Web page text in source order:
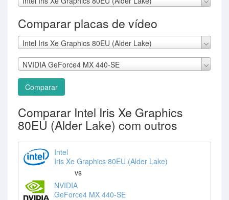
Comparar placas de vídeo
Intel Iris Xe Graphics 80EU (Alder Lake)
NVIDIA GeForce4 MX 440-SE
Comparar
Comparar Intel Iris Xe Graphics
80EU (Alder Lake) com outros
Intel
Iris Xe Graphics 80EU (Alder Lake)
vs
NVIDIA
GeForce4 MX 440-SE